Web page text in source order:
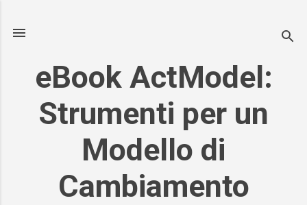
eBook ActModel:
Strumenti per un
Modello di
Cambiamento